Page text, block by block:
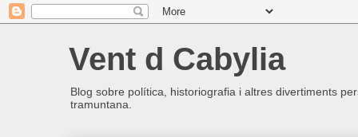
Vent d Cabylia
Blog sobre política, historiografia i altres divertiments
tramuntana.